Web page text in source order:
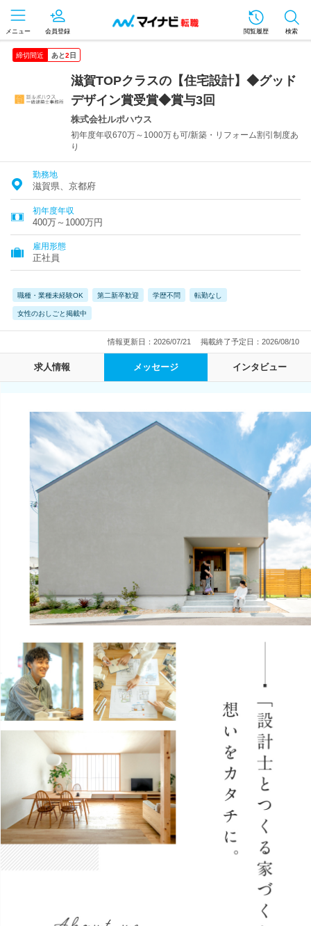
メニュー 会員登録 閲覧履歴 検索
締切間近 あと2 日
滋賀TOPクラスの【住宅設計】◆グッド
デザイン賞受賞◆賞与3回
株式会社ルポハウス
初年度年収670万～1000万も可/新築・リフォーム割引制度あ
り
勤務地
滋賀県、京都府
初年度年収
400万～1000万円
雇用形態
正社員
職種・業種未経験OK 第二新卒歓迎 学歴不問 転勤なし
女性のおしごと掲載中
情報更新日：2026/07/21 掲載終了予定日：2026/08/10
求人情報 メッセージ インタビュー